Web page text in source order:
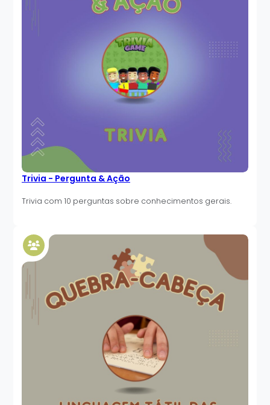
Trivia - Pergunta & Ação
Trivia com 10 perguntas sobre conhecimentos gerais.